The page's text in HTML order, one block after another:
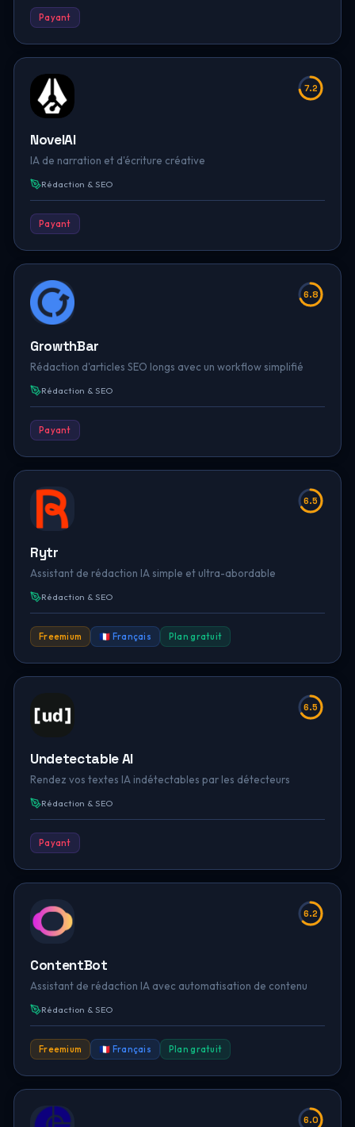
Payant
7.2
NovelAI
IA de narration et d'écriture créative
Rédaction & SEO
Payant
6.8
GrowthBar
Rédaction d'articles SEO longs avec un workflow simplifié
Rédaction & SEO
Payant
6.5
Rytr
Assistant de rédaction IA simple et ultra-abordable
Rédaction & SEO
Freemium 🇫🇷 Français Plan gratuit
6.5
Undetectable AI
Rendez vos textes IA indétectables par les détecteurs
Rédaction & SEO
Payant
6.2
ContentBot
Assistant de rédaction IA avec automatisation de contenu
Rédaction & SEO
Freemium 🇫🇷 Français Plan gratuit
6.0